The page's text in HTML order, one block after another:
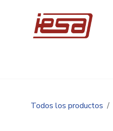
Todos los productos